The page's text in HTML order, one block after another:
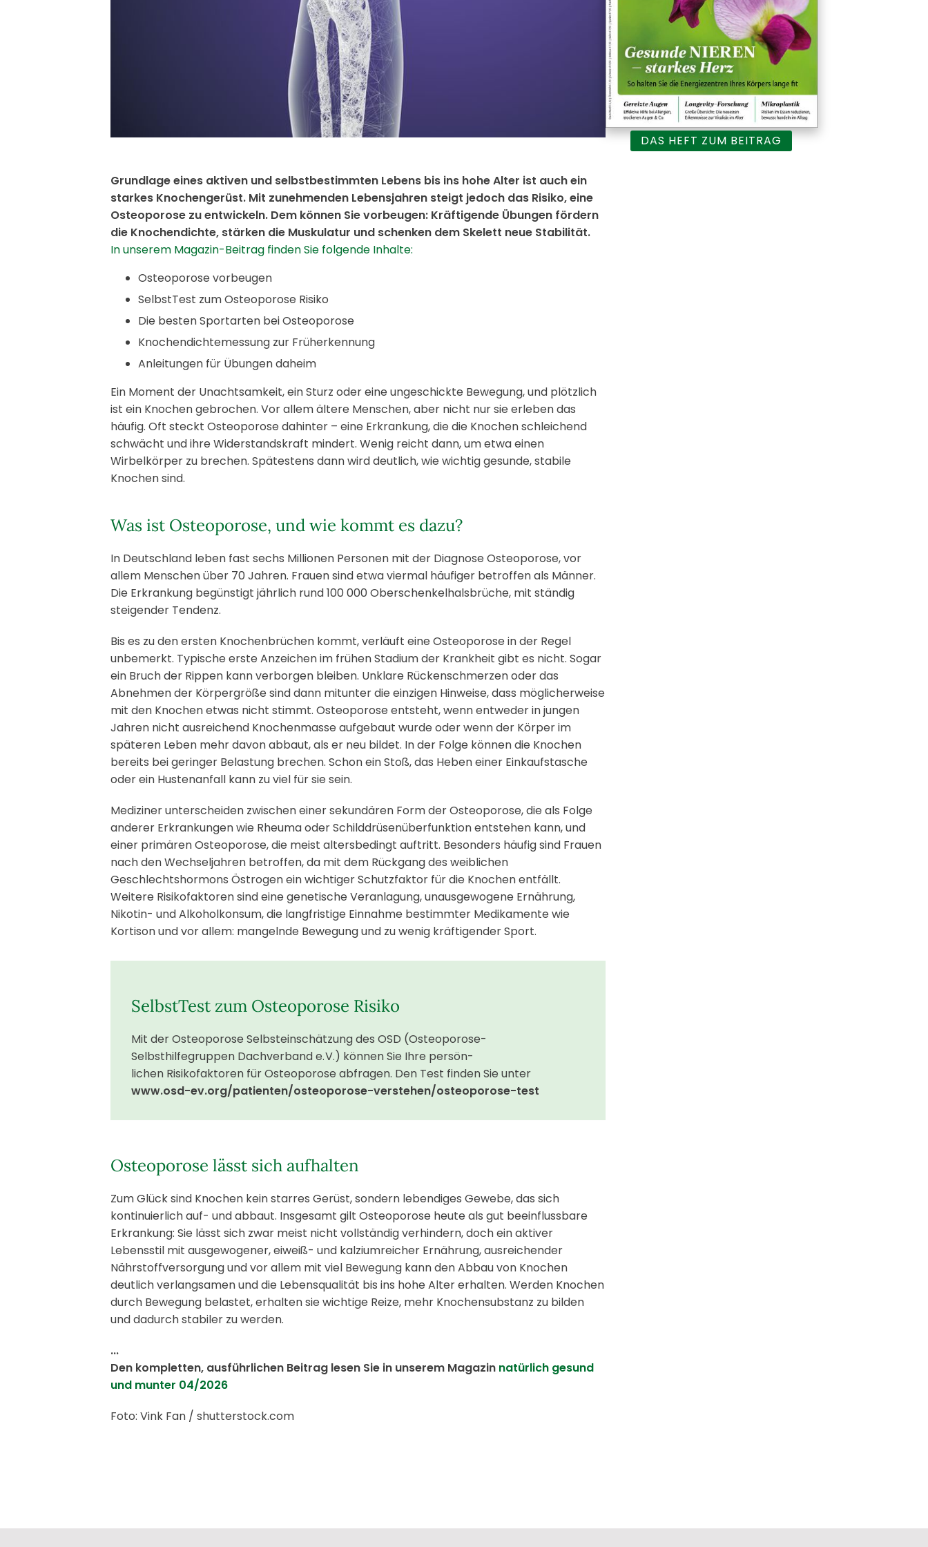
DAS HEFT ZUM BEITRAG
Grundlage eines aktiven und selbstbestimmten Lebens bis ins hohe Alter ist auch ein
starkes Knochengerüst. Mit zunehmenden Lebensjahren steigt jedoch das Risiko, eine
Osteoporose zu entwickeln. Dem können Sie vorbeugen: Kräftigende Übungen fördern
die Knochendichte, stärken die Muskulatur und schenken dem Skelett neue Stabilität.
In unserem Magazin-Beitrag finden Sie folgende Inhalte:
Osteoporose vorbeugen
SelbstTest zum Osteoporose Risiko
Die besten Sportarten bei Osteoporose
Knochendichtemessung zur Früherkennung
Anleitungen für Übungen daheim
Ein Moment der Unachtsamkeit, ein Sturz oder eine ungeschickte Bewegung, und plötzlich
ist ein Knochen gebrochen. Vor allem ältere Menschen, aber nicht nur sie erleben das
häufig. Oft steckt Osteoporose dahinter – eine Erkrankung, die die Knochen schleichend
schwächt und ihre Widerstandskraft mindert. Wenig reicht dann, um etwa einen
Wirbelkörper zu brechen. Spätestens dann wird deutlich, wie wichtig gesunde, stabile
Knochen sind.
Was ist Osteoporose, und wie kommt es dazu?
In Deutschland leben fast sechs Millionen Personen mit der Diagnose Osteoporose, vor
allem Menschen über 70 Jahren. Frauen sind etwa viermal häufiger betroffen als Männer.
Die Erkrankung begünstigt jährlich rund 100 000 Oberschenkelhalsbrüche, mit ständig
steigender Tendenz.
Bis es zu den ersten Knochenbrüchen kommt, verläuft eine Osteoporose in der Regel
unbemerkt. Typische erste Anzeichen im frühen Stadium der Krankheit gibt es nicht. Sogar
ein Bruch der Rippen kann verborgen bleiben. Unklare Rückenschmerzen oder das
Abnehmen der Körpergröße sind dann mitunter die einzigen Hinweise, dass möglicherweise
mit den Knochen etwas nicht stimmt. Osteoporose entsteht, wenn entweder in jungen
Jahren nicht ausreichend Knochenmasse aufgebaut wurde oder wenn der Körper im
späteren Leben mehr davon abbaut, als er neu bildet. In der Folge können die Knochen
bereits bei geringer Belastung brechen. Schon ein Stoß, das Heben einer Einkaufstasche
oder ein Hustenanfall kann zu viel für sie sein.
Mediziner unterscheiden zwischen einer sekundären Form der Osteoporose, die als Folge
anderer Erkrankungen wie Rheuma oder Schilddrüsenüberfunktion entstehen kann, und
einer primären Osteoporose, die meist altersbedingt auftritt. Besonders häufig sind Frauen
nach den Wechseljahren betroffen, da mit dem Rückgang des weiblichen
Geschlechtshormons Östrogen ein wichtiger Schutzfaktor für die Knochen entfällt.
Weitere Risikofaktoren sind eine genetische Veranlagung, unausgewogene Ernährung,
Nikotin- und Alkoholkonsum, die langfristige Einnahme bestimmter Medikamente wie
Kortison und vor allem: mangelnde Bewegung und zu wenig kräftigender Sport.
SelbstTest zum Osteoporose Risiko
Mit der Osteoporose Selbsteinschätzung des OSD (Osteoporose-
Selbsthilfegruppen Dachverband e. V.) können Sie Ihre persön-
lichen Risikofaktoren für Osteoporose abfragen. Den Test finden Sie unter
www.osd-ev.org/patienten/osteoporose-verstehen/osteoporose-test
Osteoporose lässt sich aufhalten
Zum Glück sind Knochen kein starres Gerüst, sondern lebendiges Gewebe, das sich
kontinuierlich auf- und abbaut. Insgesamt gilt Osteoporose heute als gut beeinflussbare
Erkrankung: Sie lässt sich zwar meist nicht vollständig verhindern, doch ein aktiver
Lebensstil mit ausgewogener, eiweiß- und kalziumreicher Ernährung, ausreichender
Nährstoffversorgung und vor allem mit viel Bewegung kann den Abbau von Knochen
deutlich verlangsamen und die Lebensqualität bis ins hohe Alter erhalten. Werden Knochen
durch Bewegung belastet, erhalten sie wichtige Reize, mehr Knochensubstanz zu bilden
und dadurch stabiler zu werden.
...
Den kompletten, ausführlichen Beitrag lesen Sie in unserem Magazin natürlich gesund
und munter 04/2026
Foto: Vink Fan / shutterstock.com